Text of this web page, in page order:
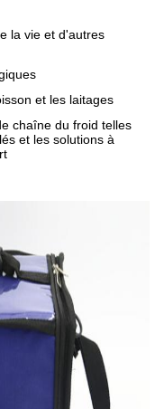
la vie et d'autres
et les laitages
chaîne du froid telles
et les solutions à